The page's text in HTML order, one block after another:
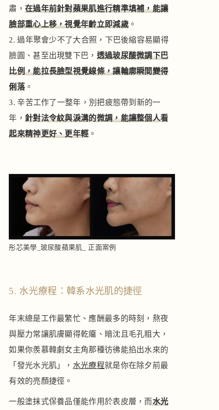
肅， 在過年前針對蘋果肌進行精準填補，能讓
臉部重心上移，視覺年齡立即減歲。
過年聚會少不了大合照，下巴後縮容易顯得
臉圓、甚至出現雙下巴， 透過玻尿酸微調下巴
比例，能拉長臉型視覺線條，讓輪廓瞬間變得
俐落。
辛苦工作了一整年，別把疲態帶到新的一
年， 針對法令紋與淚溝的微調，能讓整個人看
起來精神更好、更年輕 。
彤芯美學_玻尿酸蘋果肌_ 正面案例
5. 水光療程：韓系水光肌的捷徑
年末總是工作最繁忙、應酬最多的時刻，熬夜
與壓力常讓肌膚顯得乾癟、暗沈且毛孔粗大，
如果你羨慕韓劇女主角那種彷彿能掐出水來的
「發光水光肌」， 水光療程就是你在除夕前最
有效的亮顏捷徑。
一般塗抹式保養品僅能作用於表皮層，而水光